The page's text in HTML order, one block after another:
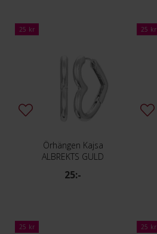
25 kr
Örhängen Kajsa
ALBREKTS GULD
25:-
25 kr
25 kr 25 kr